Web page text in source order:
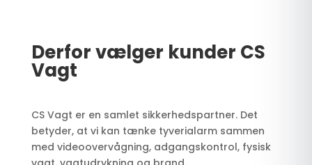
Derfor vælger kunder CS
Vagt
CS Vagt er en samlet sikkerhedspartner. Det
betyder, at vi kan tænke tyverialarm sammen
med videoovervågning, adgangskontrol, fysisk